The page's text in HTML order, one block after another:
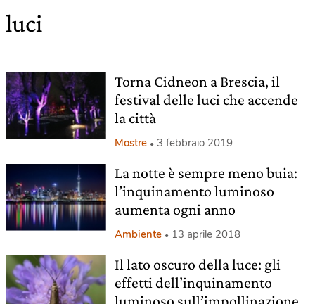
luci
Torna Cidneon a Brescia, il
festival delle luci che accende
la città
Mostre 3 febbraio 2019
La notte è sempre meno buia:
l’inquinamento luminoso
aumenta ogni anno
Ambiente 13 aprile 2018
Il lato oscuro della luce: gli
effetti dell’inquinamento